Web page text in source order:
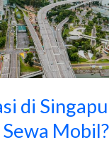
di
Mobil?